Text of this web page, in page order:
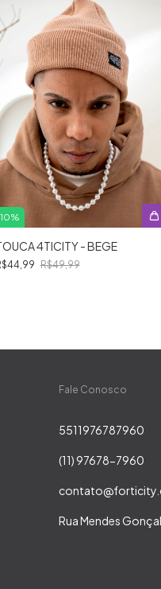
10%
4TICITY - BEGE
R$49,99
Fale Conosco
5511976787960
(11) 97678-7960
Rua Mendes